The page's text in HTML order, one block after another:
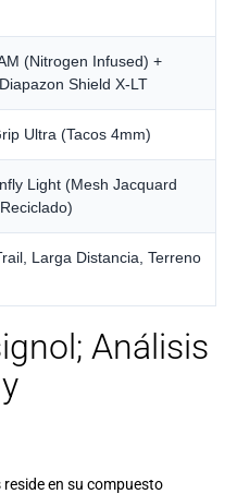
(Nitrogen Infused) +
Shield X-LT
Ultra (Tacos 4mm)
Light (Mesh Jacquard
Larga Distancia, Terreno
Análisis
en su compuesto